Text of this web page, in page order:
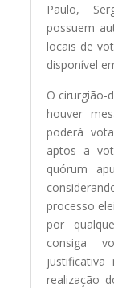
Paulo,
possuem
locais de
disponível
O cirurgião-
houver
poderá
aptos a
quórum
processo
por
consiga
realização